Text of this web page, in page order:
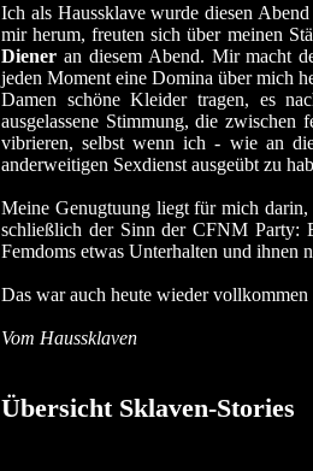
Ich als Haussklave wurde diesen
mir herum, freuten sich über meinen
Diener an diesem Abend. Mir macht
jeden Moment eine Domina über mich
Damen schöne Kleider tragen, es
ausgelassene Stimmung, die
vibrieren, selbst wenn ich - wie an
anderweitigen Sexdienst ausgeübt zu
Meine Genugtuung liegt für mich darin,
schließlich der Sinn der CFNM Party:
Femdoms etwas Unterhalten und ihnen
Das war auch heute wieder
Vom Haussklaven
Übersicht Sklaven-Stories